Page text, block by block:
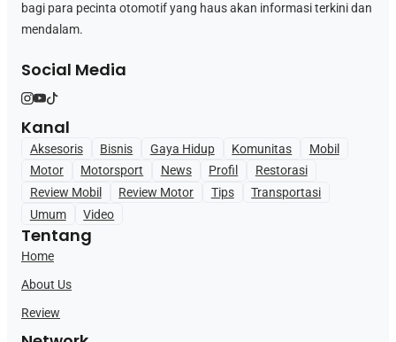
bagi para pecinta otomotif yang haus akan informasi terkini dan
mendalam.
Social Media
Kanal
Aksesoris Bisnis Gaya Hidup Komunitas
Mobil
Motor
Motorsport News Profil
Restorasi
Review Mobil
Review Motor Tips
Transportasi
Umum
Video
Tentang
Home
About Us
Review